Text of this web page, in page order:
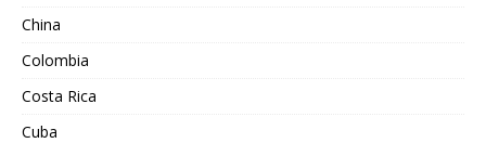
China
Colombia
Costa Rica
Cuba